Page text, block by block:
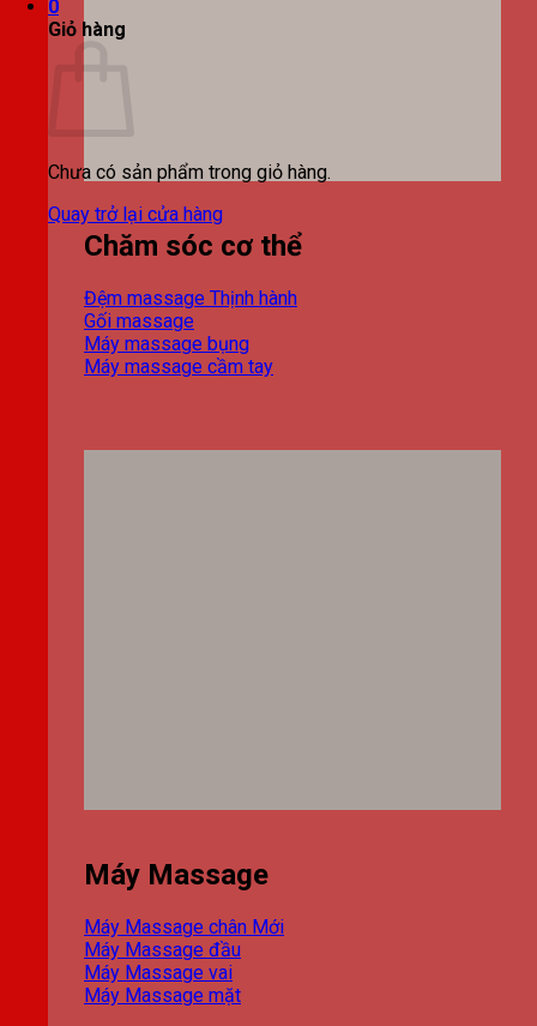
0
Giỏ hàng
Chưa có sản phẩm trong giỏ hàng.
Quay trở lại cửa hàng
Chăm sóc cơ thể
Đệm massage
Gối massage
Máy massage bụng
Máy massage cầm tay
Máy Massage
Máy Massage chân
Máy Massage đầu
Máy Massage vai
Máy Massage mặt